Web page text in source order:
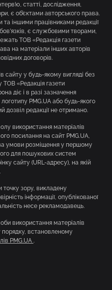
статті, дослідження,
є об’єктами авторського права.
іншими працівниками редакції
є службовими творами,
ТОВ «Редакція газети
на матеріали інших авторів
договорів.
сайту у будь-якому вигляді без
«Редакція газети
діє і в разі зазначення
PMG.UA або будь-якого
дозвіл редакції не отримано.
використання матеріалів
посилання на сайт PMG.UA,
умови розміщення у першому
для пошукових систем
сайту (URL-адресу), на якій
точку зору, викладену
інформації, опублікованої
несе рекламодавець.
використання матеріалів
порядку, встановленому
PMG.UA .